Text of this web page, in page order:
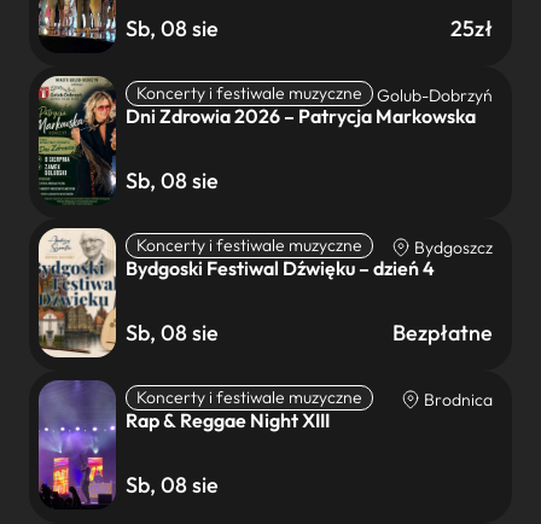
Sb, 08 sie 25zł
Koncerty i festiwale muzyczne Golub-Dobrzyń
Dni Zdrowia 2026 – Patrycja Markowska
Sb, 08 sie
Koncerty i festiwale muzyczne Bydgoszcz
Bydgoski Festiwal Dźwięku – dzień 4
Sb, 08 sie Bezpłatne
Koncerty i festiwale muzyczne Brodnica
Rap & Reggae Night XIII
Sb, 08 sie